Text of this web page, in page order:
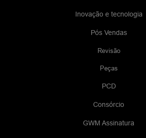
Inovação e tecnologia
Pós Vendas
Revisão
Peças
PCD
Consórcio
GWM Assinatura